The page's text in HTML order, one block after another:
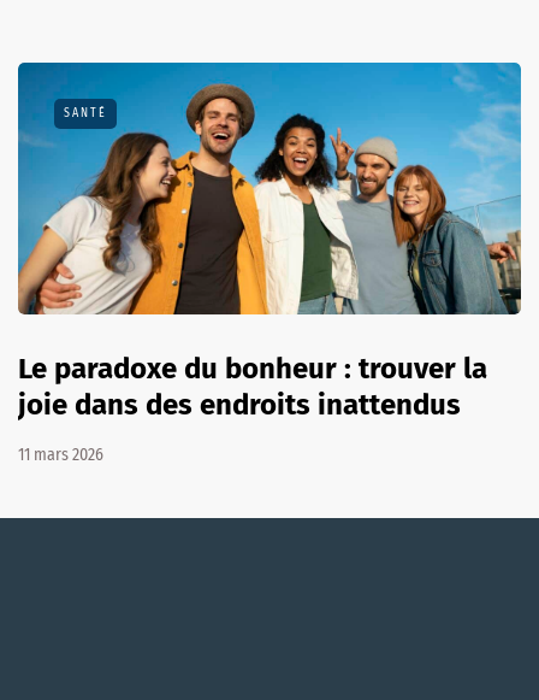
SANTÉ
Le paradoxe du bonheur : trouver la
joie dans des endroits inattendus
11 mars 2026